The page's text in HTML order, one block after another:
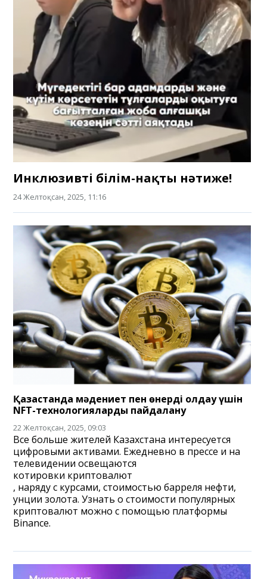
Инклюзивті білім-нақты нәтиже!
24 Желтоқсан, 2025, 11:16
Қазақстанда мәдениет пен өнерді қолдау үшін
NFT-технологияларды пайдалану
22 Желтоқсан, 2025, 09:03
Все больше жителей Казахстана интересуется
цифровыми активами. Ежедневно в прессе и на
телевидении освещаются
котировки криптовалют
, наряду с курсами, стоимостью барреля нефти,
унции золота. Узнать о стоимости популярных
криптовалют можно с помощью платформы
Binance.